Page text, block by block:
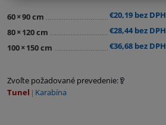
60×90 cm €20,19 bez DPH
80× 120 cm €28,44 bez DPH
100× 150 cm €36,68 bez DPH
Zvoľte požadované prevedenie:
Tunel
Karabína